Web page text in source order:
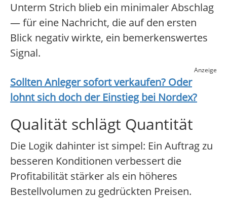
Unterm Strich blieb ein minimaler Abschlag
— für eine Nachricht, die auf den ersten
Blick negativ wirkte, ein bemerkenswertes
Signal.
Anzeige
Sollten Anleger sofort verkaufen? Oder
lohnt sich doch der Einstieg bei Nordex?
Qualität schlägt Quantität
Die Logik dahinter ist simpel: Ein Auftrag zu
besseren Konditionen verbessert die
Profitabilität stärker als ein höheres
Bestellvolumen zu gedrückten Preisen.